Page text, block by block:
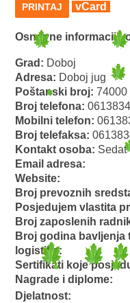
PRINTAJ vCard
Osnovne informacije
Grad: Doboj
Adresa: Doboj jug
Poštanski broj:74000
Broj telefona:
Mobilni telefon:
Broj telefaksa:
Kontakt osoba: Sedat
Email adresa:
Website:
Broj prevoznih
Posjedujem vlastita
Broj zaposlenih
Broj godina
logistike:
Sertifikati koje
Nagrade i diplome:
Djelatnost: